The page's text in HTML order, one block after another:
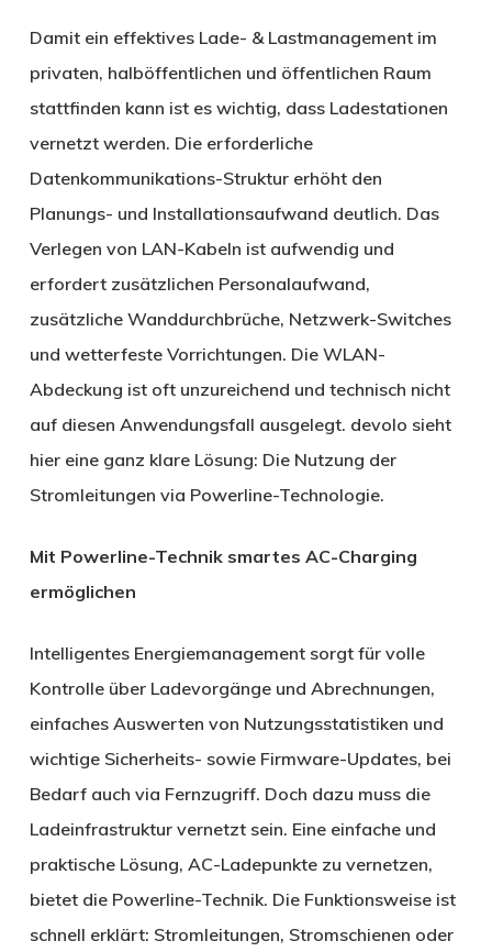
Damit ein effektives Lade- & Lastmanagement im
privaten, halböffentlichen und öffentlichen Raum
stattfinden kann ist es wichtig, dass Ladestationen
vernetzt werden. Die erforderliche
Datenkommunikations-Struktur erhöht den
Planungs- und Installationsaufwand deutlich. Das
Verlegen von LAN-Kabeln ist aufwendig und
erfordert zusätzlichen Personalaufwand,
zusätzliche Wanddurchbrüche, Netzwerk-Switches
und wetterfeste Vorrichtungen. Die WLAN-
Abdeckung ist oft unzureichend und technisch nicht
auf diesen Anwendungsfall ausgelegt. devolo sieht
hier eine ganz klare Lösung: Die Nutzung der
Stromleitungen via Powerline-Technologie.
Mit Powerline-Technik smartes AC-Charging
ermöglichen
Intelligentes Energiemanagement sorgt für volle
Kontrolle über Ladevorgänge und Abrechnungen,
einfaches Auswerten von Nutzungsstatistiken und
wichtige Sicherheits- sowie Firmware-Updates, bei
Bedarf auch via Fernzugriff. Doch dazu muss die
Ladeinfrastruktur vernetzt sein. Eine einfache und
praktische Lösung, AC-Ladepunkte zu vernetzen,
bietet die Powerline-Technik. Die Funktionsweise ist
schnell erklärt: Stromleitungen, Stromschienen oder